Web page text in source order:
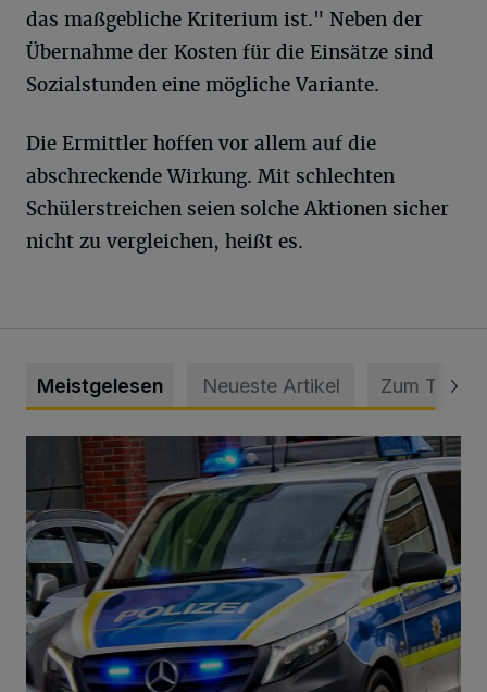
das maßgebliche Kriterium ist." Neben der
Übernahme der Kosten für die Einsätze sind
Sozialstunden eine mögliche Variante.
Die Ermittler hoffen vor allem auf die
abschreckende Wirkung. Mit schlechten
Schülerstreichen seien solche Aktionen sicher
nicht zu vergleichen, heißt es.
Meistgelesen Neueste Artikel Zum Thema
Mann beschädigt Autos in Parkhaus